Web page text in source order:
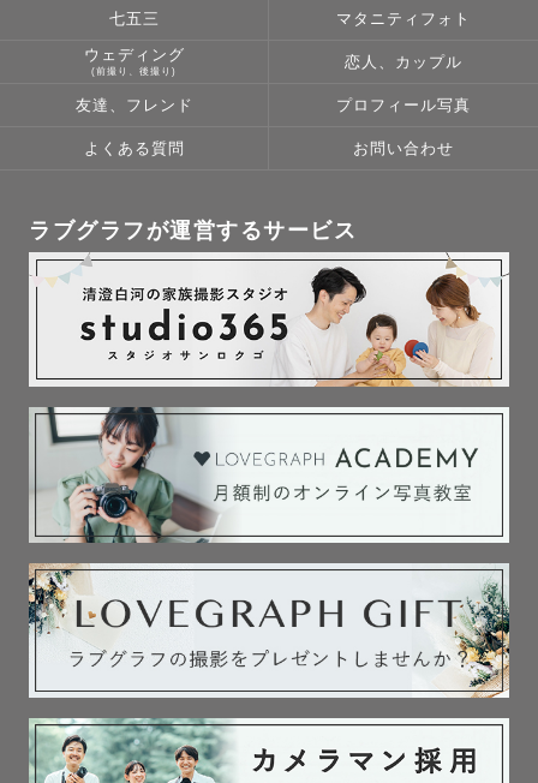
七五三 マタニティフォト
ウェディング
(前撮り、後撮り)
恋人、カップル
友達、フレンド プロフィール写真
よくある質問 お問い合わせ
ラブグラフが運営するサービス